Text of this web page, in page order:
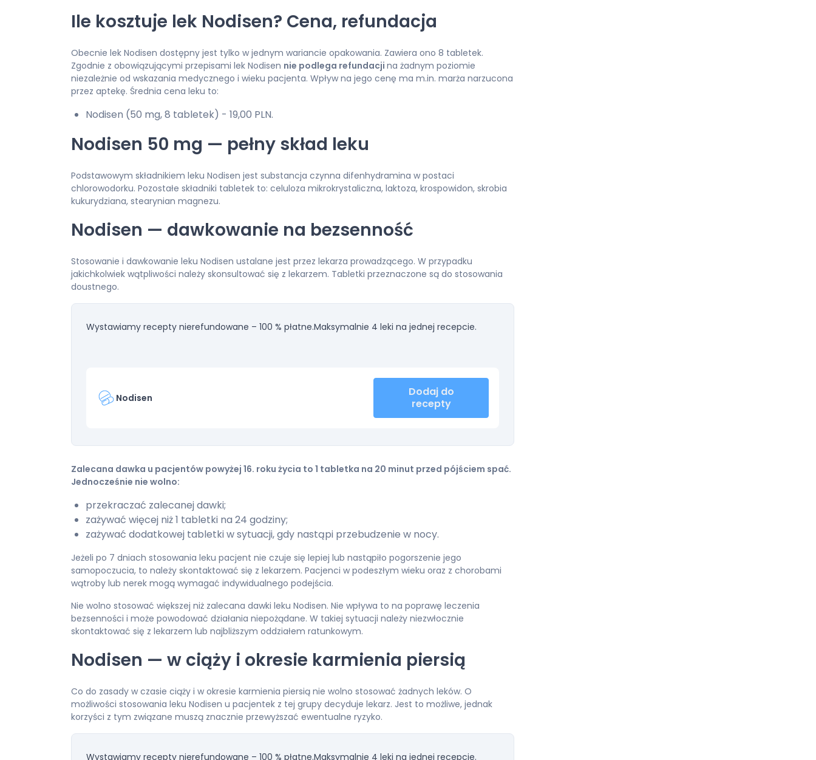
Ile kosztuje lek Nodisen? Cena, refundacja
Obecnie lek Nodisen dostępny jest tylko w jednym wariancie opakowania. Zawiera ono 8 tabletek.
Zgodnie z obowiązującymi przepisami lek Nodisen nie podlega refundacji na żadnym poziomie
niezależnie od wskazania medycznego i wieku pacjenta. Wpływ na jego cenę ma m.in. marża narzucona
przez aptekę. Średnia cena leku to:
Nodisen (50 mg, 8 tabletek) - 19,00 PLN.
Nodisen 50 mg — pełny skład leku
Podstawowym składnikiem leku Nodisen jest substancja czynna difenhydramina w postaci
chlorowodorku. Pozostałe składniki tabletek to: celuloza mikrokrystaliczna, laktoza, krospowidon, skrobia
kukurydziana, stearynian magnezu.
Nodisen — dawkowanie na bezsenność
Stosowanie i dawkowanie leku Nodisen ustalane jest przez lekarza prowadzącego. W przypadku
jakichkolwiek wątpliwości należy skonsultować się z lekarzem. Tabletki przeznaczone są do stosowania
doustnego.
Wystawiamy recepty nierefundowane – 100 % płatne.Maksymalnie 4 leki na jednej recepcie.
Nodisen
Dodaj do
recepty
Zalecana dawka u pacjentów powyżej 16. roku życia to 1 tabletka na 20 minut przed pójściem spać.
Jednocześnie nie wolno:
przekraczać zalecanej dawki;
zażywać więcej niż 1 tabletki na 24 godziny;
zażywać dodatkowej tabletki w sytuacji, gdy nastąpi przebudzenie w nocy.
Jeżeli po 7 dniach stosowania leku pacjent nie czuje się lepiej lub nastąpiło pogorszenie jego
samopoczucia, to należy skontaktować się z lekarzem. Pacjenci w podeszłym wieku oraz z chorobami
wątroby lub nerek mogą wymagać indywidualnego podejścia.
Nie wolno stosować większej niż zalecana dawki leku Nodisen. Nie wpływa to na poprawę leczenia
bezsenności i może powodować działania niepożądane. W takiej sytuacji należy niezwłocznie
skontaktować się z lekarzem lub najbliższym oddziałem ratunkowym.
Nodisen — w ciąży i okresie karmienia piersią
Co do zasady w czasie ciąży i w okresie karmienia piersią nie wolno stosować żadnych leków. O
możliwości stosowania leku Nodisen u pacjentek z tej grupy decyduje lekarz. Jest to możliwe, jednak
korzyści z tym związane muszą znacznie przewyższać ewentualne ryzyko.
Wystawiamy recepty nierefundowane – 100 % płatne.Maksymalnie 4 leki na jednej recepcie.